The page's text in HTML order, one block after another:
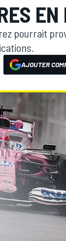
EN
pourrait
AJOUTER